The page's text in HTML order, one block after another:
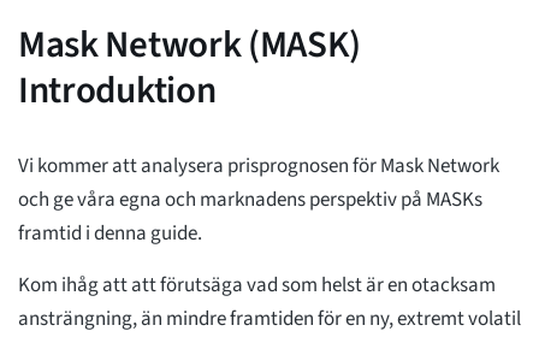
Mask Network (MASK)
Introduktion
Vi kommer att analysera prisprognosen för Mask Network
och ge våra egna och marknadens perspektiv på MASKs
framtid i denna guide.
Kom ihåg att att förutsäga vad som helst är en otacksam
ansträngning, än mindre framtiden för en ny, extremt volatil